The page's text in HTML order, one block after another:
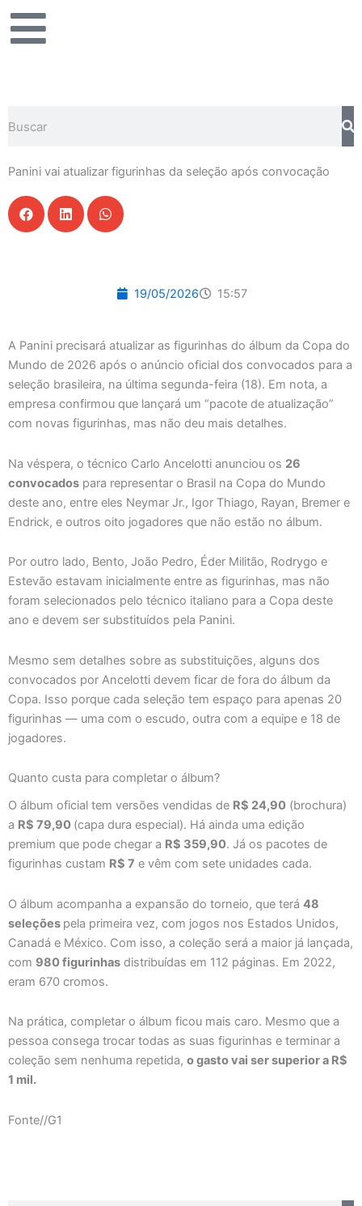
para
Panini vai atualizar figurinhas da seleção após convocação
19/05/2026 15:57
A Panini precisará atualizar as figurinhas do álbum da Copa do
Mundo de 2026 após o anúncio oficial dos convocados para a
seleção brasileira, na última segunda-feira (18). Em nota, a
empresa confirmou que lançará um “pacote de atualização”
com novas figurinhas, mas não deu mais detalhes.
Na véspera, o técnico Carlo Ancelotti anunciou os 26
convocados para representar o Brasil na Copa do Mundo
deste ano, entre eles Neymar Jr., Igor Thiago, Rayan, Bremer e
Endrick, e outros oito jogadores que não estão no álbum.
Por outro lado, Bento, João Pedro, Éder Militão, Rodrygo e
Estevão estavam inicialmente entre as figurinhas, mas não
foram selecionados pelo técnico italiano para a Copa deste
ano e devem ser substituídos pela Panini.
Mesmo sem detalhes sobre as substituições, alguns dos
convocados por Ancelotti devem ficar de fora do álbum da
Copa. Isso porque cada seleção tem espaço para apenas 20
figurinhas — uma com o escudo, outra com a equipe e 18 de
jogadores.
Quanto custa para completar o álbum?
O álbum oficial tem versões vendidas de R$ 24,90 (brochura)
a R$ 79,90 (capa dura especial). Há ainda uma edição
premium que pode chegar a R$ 359,90. Já os pacotes de
figurinhas custam R$ 7 e vêm com sete unidades cada.
O álbum acompanha a expansão do torneio, que terá 48
seleções pela primeira vez, com jogos nos Estados Unidos,
Canadá e México. Com isso, a coleção será a maior já lançada,
com 980 figurinhas distribuídas em 112 páginas. Em 2022,
eram 670 cromos.
Na prática, completar o álbum ficou mais caro. Mesmo que a
pessoa consega trocar todas as suas figurinhas e terminar a
coleção sem nenhuma repetida, o gasto vai ser superior a R$
1 mil.
Fonte//G1